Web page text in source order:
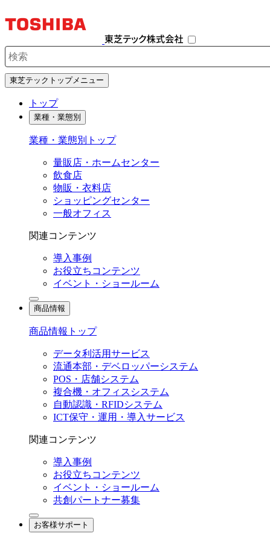
ー
検索キーワード入力
東芝テックトップメニュー
トップ
業種・業態別
業種・業態別トップ
量販店・ホームセンター
飲食店
物販・衣料店
ショッピングセンター
一般オフィス
関連コンテンツ
導入事例
お役立ちコンテンツ
イベント・ショールーム
商品情報
商品情報トップ
データ利活用サービス
流通本部・デベロッパーシステム
POS・店舗システム
複合機・オフィスシステム
自動認識・RFIDシステム
ICT保守・運用・導入サービス
関連コンテンツ
導入事例
お役立ちコンテンツ
イベント・ショールーム
共創パートナー募集
お客様サポート